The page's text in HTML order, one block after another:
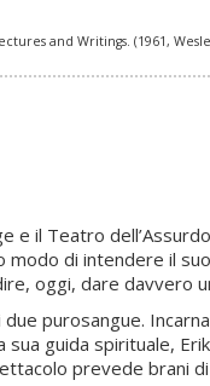
and Writings. (1961,
e il Teatro
di intendere il
oggi, dare davvero
purosangue.
sua guida spirituale,
prevede brani